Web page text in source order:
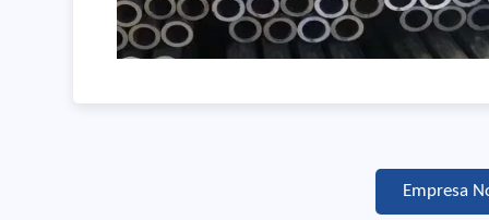
Empresa